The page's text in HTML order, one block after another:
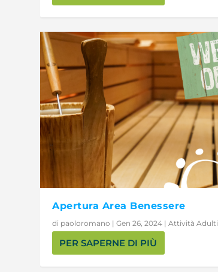
Apertura Area Benessere
di paoloromano |Gen 26, 2024 |Attività Adulti
PER SAPERNE DI PIÙ